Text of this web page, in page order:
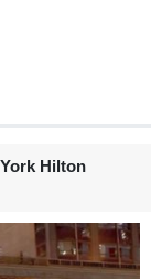
Hilton